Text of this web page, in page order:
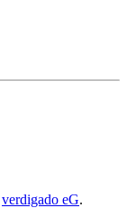
verdigado eG.